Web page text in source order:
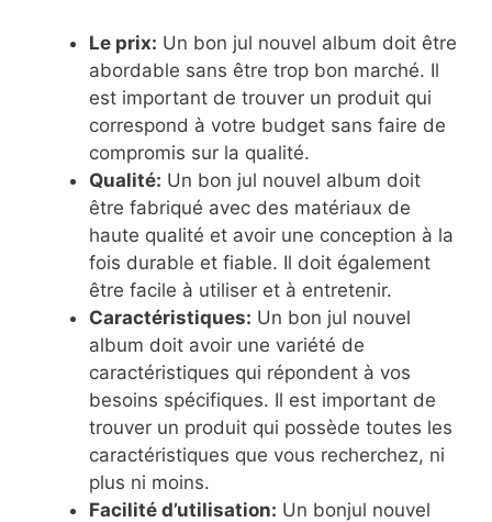
Le prix: Un bon jul nouvel album doit être
abordable sans être trop bon marché. Il
est important de trouver un produit qui
correspond à votre budget sans faire de
compromis sur la qualité.
Qualité: Un bon jul nouvel album doit
être fabriqué avec des matériaux de
haute qualité et avoir une conception à la
fois durable et fiable. Il doit également
être facile à utiliser et à entretenir.
Caractéristiques: Un bon jul nouvel
album doit avoir une variété de
caractéristiques qui répondent à vos
besoins spécifiques. Il est important de
trouver un produit qui possède toutes les
caractéristiques que vous recherchez, ni
plus ni moins.
Facilité d’utilisation: Un bonjul nouvel